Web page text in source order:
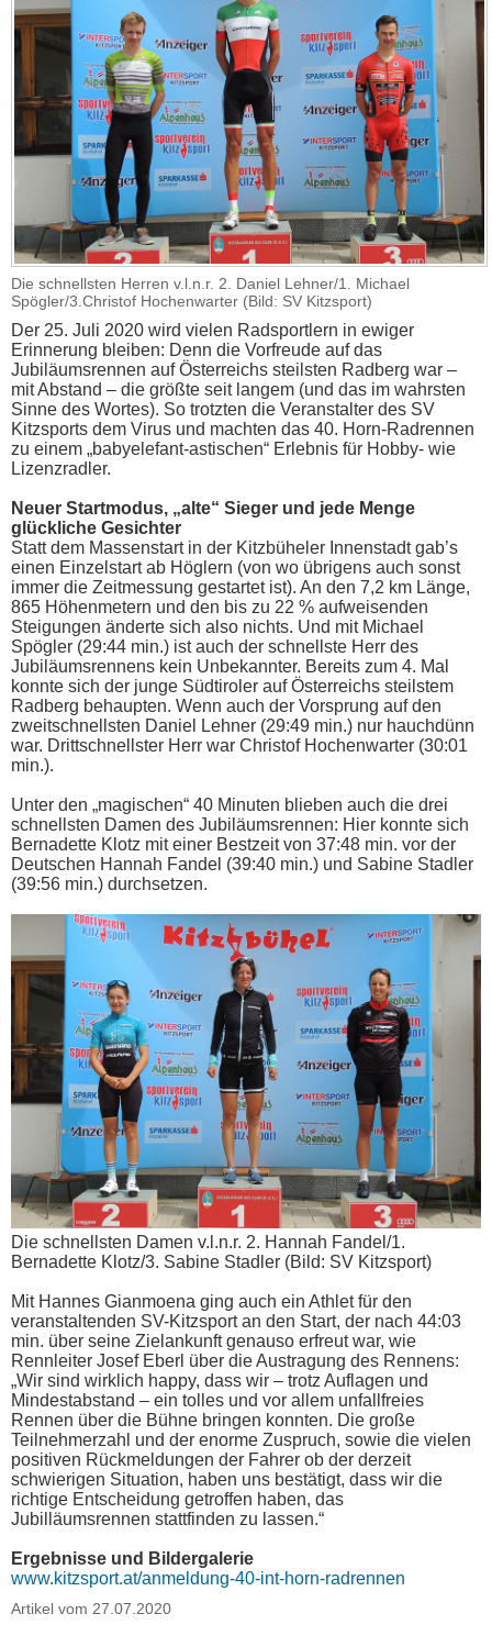
Die schnellsten Herren v.l.n.r. 2. Daniel Lehner/1. Michael
Spögler/3.Christof Hochenwarter (Bild: SV Kitzsport)
Der 25. Juli 2020 wird vielen Radsportlern in ewiger
Erinnerung bleiben: Denn die Vorfreude auf das
Jubiläumsrennen auf Österreichs steilsten Radberg war –
mit Abstand – die größte seit langem (und das im wahrsten
Sinne des Wortes). So trotzten die Veranstalter des SV
Kitzsports dem Virus und machten das 40. Horn-Radrennen
zu einem „babyelefant-astischen“ Erlebnis für Hobby- wie
Lizenzradler.
Neuer Startmodus, „alte“ Sieger und jede Menge
glückliche Gesichter
Statt dem Massenstart in der Kitzbüheler Innenstadt gab’s
einen Einzelstart ab Höglern (von wo übrigens auch sonst
immer die Zeitmessung gestartet ist). An den 7,2 km Länge,
865 Höhenmetern und den bis zu 22 % aufweisenden
Steigungen änderte sich also nichts. Und mit Michael
Spögler (29:44 min.) ist auch der schnellste Herr des
Jubiläumsrennens kein Unbekannter. Bereits zum 4. Mal
konnte sich der junge Südtiroler auf Österreichs steilstem
Radberg behaupten. Wenn auch der Vorsprung auf den
zweitschnellsten Daniel Lehner (29:49 min.) nur hauchdünn
war. Drittschnellster Herr war Christof Hochenwarter (30:01
min.).
Unter den „magischen“ 40 Minuten blieben auch die drei
schnellsten Damen des Jubiläumsrennen: Hier konnte sich
Bernadette Klotz mit einer Bestzeit von 37:48 min. vor der
Deutschen Hannah Fandel (39:40 min.) und Sabine Stadler
(39:56 min.) durchsetzen.
Die schnellsten Damen v.l.n.r. 2. Hannah Fandel/1.
Bernadette Klotz/3. Sabine Stadler (Bild: SV Kitzsport)
Mit Hannes Gianmoena ging auch ein Athlet für den
veranstaltenden SV-Kitzsport an den Start, der nach 44:03
min. über seine Zielankunft genauso erfreut war, wie
Rennleiter Josef Eberl über die Austragung des Rennens:
„Wir sind wirklich happy, dass wir – trotz Auflagen und
Mindestabstand – ein tolles und vor allem unfallfreies
Rennen über die Bühne bringen konnten. Die große
Teilnehmerzahl und der enorme Zuspruch, sowie die vielen
positiven Rückmeldungen der Fahrer ob der derzeit
schwierigen Situation, haben uns bestätigt, dass wir die
richtige Entscheidung getroffen haben, das
Jubilläumsrennen stattfinden zu lassen.“
Ergebnisse und Bildergalerie
www.kitzsport.at/anmeldung-40-int-horn-radrennen
Artikel vom 27.07.2020